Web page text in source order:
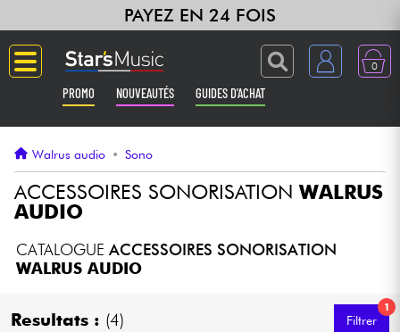
PAYEZ EN 24 FOIS
0
PROMO NOUVEAUTÉS GUIDES D'ACHAT
Guitares & Basses
Claviers & Pianos
Synthés & Sampleurs
Walrus audio • Sono
ACCESSOIRES SONORISATION WALRUS
AUDIO
CATALOGUE ACCESSOIRES SONORISATION
WALRUS AUDIO
Resultats : (4)
1
Filtrer